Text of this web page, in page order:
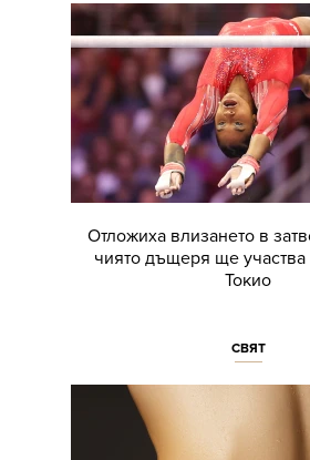
Отложиха влизането в
чиято дъщеря ще участва
Токио
СВЯТ